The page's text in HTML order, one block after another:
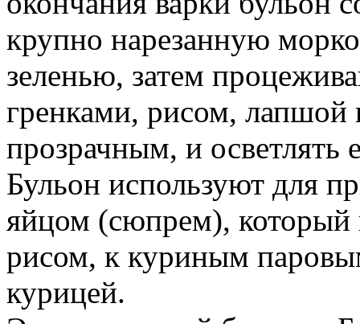
крупно нарезанную
зеленью, затем
гренками, рисом, лапшой
прозрачным, и осветлять
Бульон используют для
яйцом (сюпрем), который
рисом, к куриным
курицей.